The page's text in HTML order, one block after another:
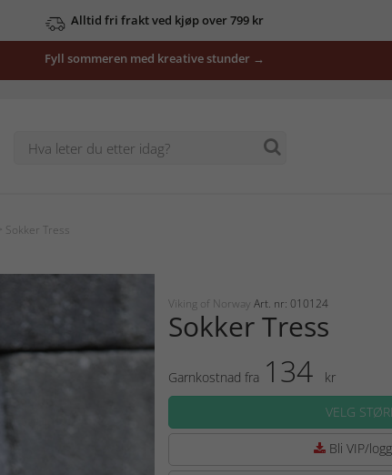
Alltid fri frakt ved kjøp over 799 kr
Fyll sommeren med kreative stunder →
> Sokker Tress
Viking of Norway Art. nr: 010124
Sokker Tress
Garnkostnad fra 134
kr
VELG
Bli VIP/